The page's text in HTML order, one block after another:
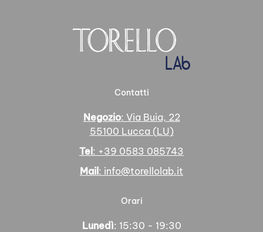
Contatti
Negozio: Via Buia, 22
55100 Lucca (LU)
Tel: +39 0583 085743
Mail: info@torellolab.it
Orari
Lunedì: 15:30 - 19:30